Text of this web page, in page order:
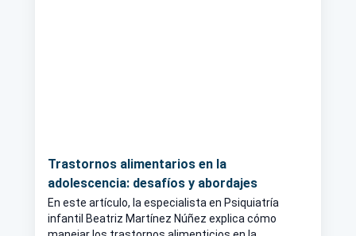
Trastornos alimentarios en la
adolescencia: desafíos y abordajes
En este artículo, la especialista en Psiquiatría
infantil Beatriz Martínez Núñez explica cómo